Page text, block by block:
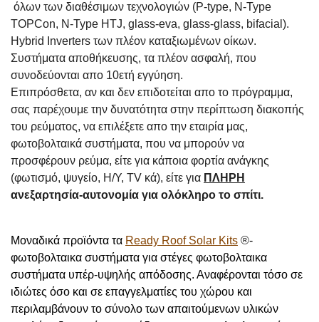
όλων των διαθέσιμων τεχνολογιών (P-type, N-Type
TOPCon, N-Type HTJ, glass-eva, glass-glass, bifacial).
Hybrid Inverters των πλέον καταξιωμένων οίκων.
Συστήματα αποθήκευσης, τα πλέον ασφαλή, που
συνοδεύονται απο 10ετή εγγύηση.
Επιπρόσθετα, αν και δεν επιδοτείται απο το πρόγραμμα,
σας παρέχουμε την δυνατότητα στην περίπτωση διακοπής
του ρεύματος, να επιλέξετε απο την εταιρία μας,
φωτοβολταικά συστήματα, που να μπορούν να
προσφέρουν ρεύμα, είτε για κάποια φορτία ανάγκης
(φωτισμό, ψυγείο, Η/Υ, TV κά), είτε για ΠΛΗΡΗ
ανεξαρτησία-αυτονομία για ολόκληρο το σπίτι.
Μοναδικά προϊόντα τα Ready Roof Solar Kits ®-
φωτοβολταικα συστήματα για στέγες φωτοβολταικα
συστήματα υπέρ-υψηλής απόδοσης. Αναφέρονται τόσο σε
ιδιώτες όσο και σε επαγγελματίες του χώρου και
περιλαμβάνουν το σύνολο των απαιτούμενων υλικών